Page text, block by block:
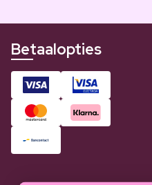
Betaalopties